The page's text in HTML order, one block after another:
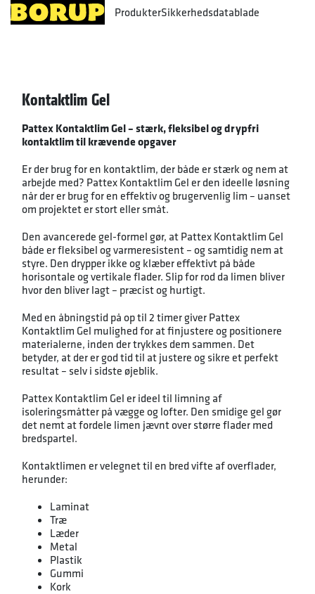
ProdukterSikkerhedsdatablade
Kontaktlim Gel
Pattex Kontaktlim Gel – stærk, fleksibel og drypfri
kontaktlim til krævende opgaver
Er der brug for en kontaktlim, der både er stærk og nem at
arbejde med? Pattex Kontaktlim Gel er den ideelle løsning
når der er brug for en effektiv og brugervenlig lim – uanset
om projektet er stort eller småt.
Den avancerede gel-formel gør, at Pattex Kontaktlim Gel
både er fleksibel og varmeresistent – og samtidig nem at
styre. Den drypper ikke og klæber effektivt på både
horisontale og vertikale flader. Slip for rod da limen bliver
hvor den bliver lagt – præcist og hurtigt.
Med en åbningstid på op til 2 timer giver Pattex
Kontaktlim Gel mulighed for at finjustere og positionere
materialerne, inden der trykkes dem sammen. Det
betyder, at der er god tid til at justere og sikre et perfekt
resultat – selv i sidste øjeblik.
Pattex Kontaktlim Gel er ideel til limning af
isoleringsmåtter på vægge og lofter. Den smidige gel gør
det nemt at fordele limen jævnt over større flader med
bredspartel.
Kontaktlimen er velegnet til en bred vifte af overflader,
herunder:
Laminat
Træ
Læder
Metal
Plastik
Gummi
Kork